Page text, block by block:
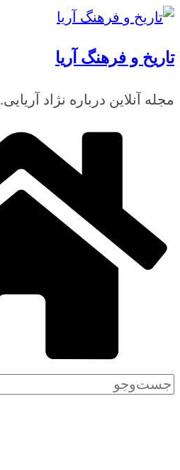
رفتن
محتوا
تاریخ و فرهنگ آریا
مجله آنلاین درباره نژاد آریایی.